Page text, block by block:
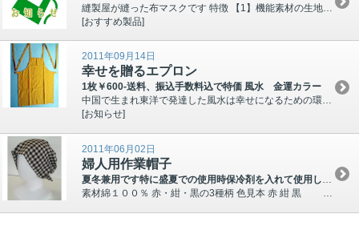
[おすすめ製品]
2011年09月14日
幸せを贈るエプロン
1枚￥600-送料、振込手数料込で特価 風水 金運カラー
中国で生まれ東洋で発達した風水は幸せになるための環境のことです。中でも黄色は金運を招くカラーであなたの家庭を幸せに導きます。 現品限り お問い合わせはこちら
[お知らせ]
2011年06月02日
婦人用作業帽子
夏冬兼用です特に盛夏での使用時保冷剤を入れて使用しますと首元がヒンヤリして気持ちがよいです(日本製）
素材綿１００％ 赤・紺・黒の3種柄 色見本 赤 紺 黒 保冷剤はご家庭にある保冷剤をご利用くだ...